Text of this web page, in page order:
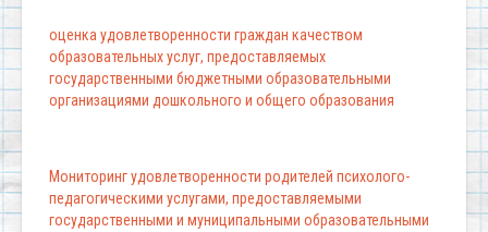
оценка удовлетворенности граждан качеством
образовательных услуг, предоставляемых
государственными бюджетными образовательными
организациями дошкольного и общего образования
Мониторинг удовлетворенности родителей психолого-
педагогическими услугами, предоставляемыми
государственными и муниципальными образовательными